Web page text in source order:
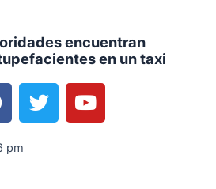
encuentran
en un taxi
T
w
i
Y
o
u
pm